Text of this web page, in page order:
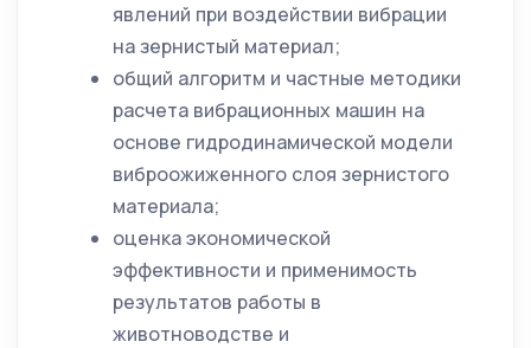
явлений при воздействии вибрации
на зернистый материал;
общий алгоритм и частные методики
расчета вибрационных машин на
основе гидродинамической модели
виброожиженного слоя зернистого
материала;
оценка экономической
эффективности и применимость
результатов работы в
животноводстве и